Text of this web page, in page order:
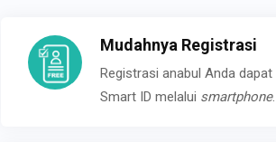
Mudahnya Registrasi
Registrasi anabul Anda
Smart ID melalui smartphone.